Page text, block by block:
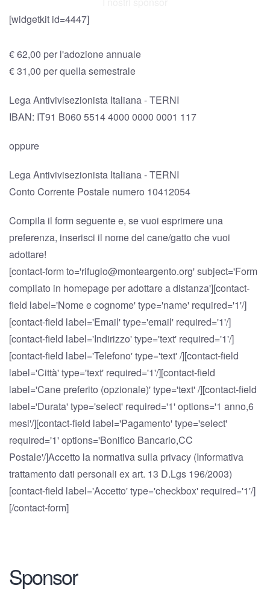
[widgetkit id=4447]
€ 62,00 per l'adozione annuale
€ 31,00 per quella semestrale
Lega Antivivisezionista Italiana - TERNI
IBAN: IT91 B060 5514 4000 0000 0001 117
oppure
Lega Antivivisezionista Italiana - TERNI
Conto Corrente Postale numero 10412054
Compila il form seguente e, se vuoi esprimere una
preferenza, inserisci il nome del cane/gatto che vuoi
adottare!
[contact-form to='rifugio@monteargento.org' subject='Form
compilato in homepage per adottare a distanza'][contact-
field label='Nome e cognome' type='name' required='1'/]
[contact-field label='Email' type='email' required='1'/]
[contact-field label='Indirizzo' type='text' required='1'/]
[contact-field label='Telefono' type='text' /][contact-field
label='Città' type='text' required='1'/][contact-field
label='Cane preferito (opzionale)' type='text' /][contact-field
label='Durata' type='select' required='1' options='1 anno,6
mesi'/][contact-field label='Pagamento' type='select'
required='1' options='Bonifico Bancario,CC
Postale'/]Accetto la normativa sulla privacy (Informativa
trattamento dati personali ex art. 13 D.Lgs 196/2003)
[contact-field label='Accetto' type='checkbox' required='1'/]
[/contact-form]
Sponsor